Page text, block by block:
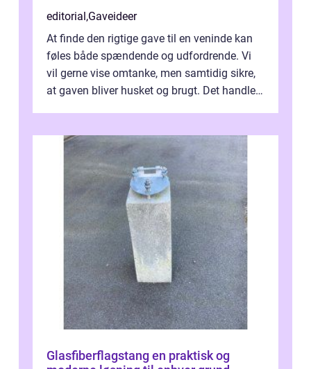
editorial,Gaveideer
At finde den rigtige gave til en veninde kan
føles både spændende og udfordrende. Vi
vil gerne vise omtanke, men samtidig sikre,
at gaven bliver husket og brugt. Det handler
Glasfiberflagstang en praktisk og